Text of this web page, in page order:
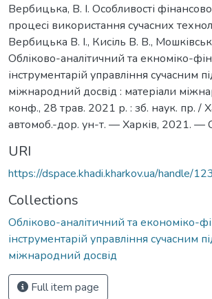
Вербицька, В. І. Особливості
процесі використання сучасних
Вербицька В. І., Кисіль В. В.,
Обліково-аналітичний та екноміко-
інструментарій управління сучасним
міжнародний досвід : матеріали
конф., 28 трав. 2021 р. : зб. наук. пр. /
автомоб.-дор. ун-т. — Харків, 2021. —
URI
https://dspace.khadi.kharkov.ua/handle/
Collections
Обліково-аналітичний та економіко-
інструментарій управління сучасним
міжнародний досвід
Full item page